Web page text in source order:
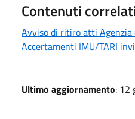
Contenuti
Avviso di ritiro atti
Accertamenti IMU/TARI
Ultimo aggiornamento: 12